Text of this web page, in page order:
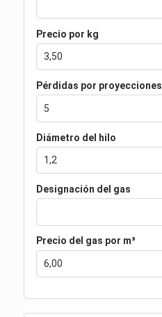
Precio por kg
Pérdidas por proyecciones
Diámetro del hilo
Designación del gas
Precio del gas por m³